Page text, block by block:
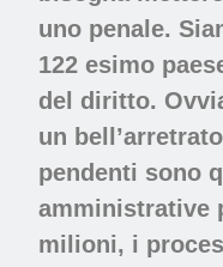
uno penale.
122 esimo
del diritto.
un
pendenti sono
amministrative
milioni, i